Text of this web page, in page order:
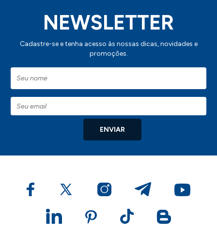
NEWSLETTER
Cadastre-se e tenha acesso às nossas dicas, novidades e
promoções.
ENVIAR